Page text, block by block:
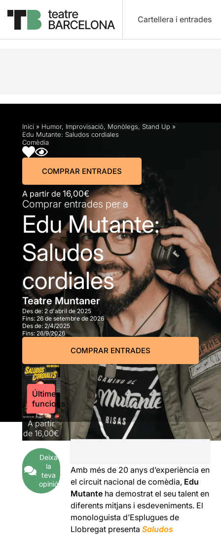
Cartellera i entrades
Descripció Horaris Fitxa artística Fotos i
Inici » Humor, Improvisació, Monòlegs, Stand Up »
Edu Mutante: Saludos cordiales
Comèdia
A partir de 16,00€
COMPRAR ENTRADES
Comprar entrades per a
Edu Mutante:
Saludos
cordiales
Teatre Muntaner
Des de: 2 d'abril de 2025
Fins: 26 de setembre de 2026
Des de: 2/4/2025
Fins: 26/9/2026
COMPRAR ENTRADES
Últimes
funcions
A partir
de 16,00€
Deixa
la
teva
opinió
Amb més de 20 anys d’experiència en
el circuit nacional de comèdia, Edu
Mutante ha demostrat el seu talent en
diferents mitjans i esdeveniments. El
monologuista d’Esplugues de
Llobregat presentaSaludos